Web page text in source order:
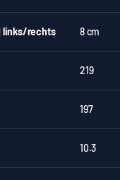
links/rechts 8 cm
219
197
10.3